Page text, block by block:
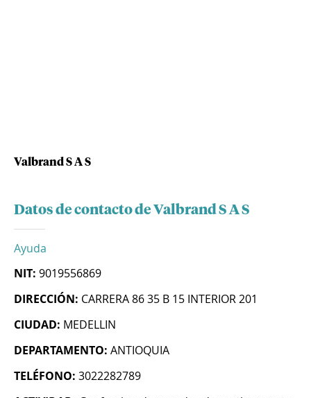
Valbrand S A S
Datos de contacto de Valbrand S A S
Ayuda
NIT: 9019556869
DIRECCIÓN: CARRERA 86 35 B 15 INTERIOR 201
CIUDAD: MEDELLIN
DEPARTAMENTO: ANTIOQUIA
TELÉFONO: 3022282789